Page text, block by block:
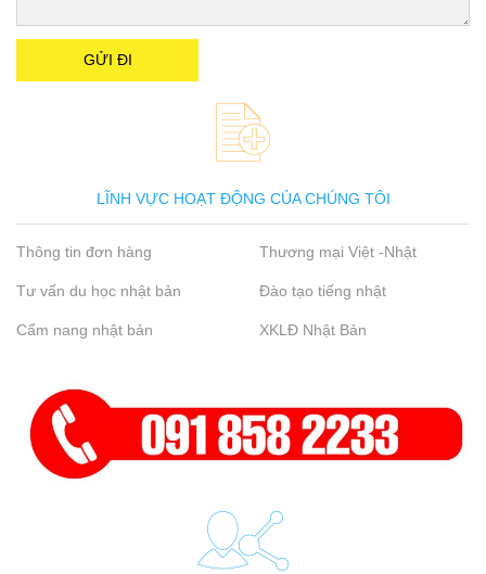
LĨNH VỰC HOẠT ĐỘNG CỦA CHÚNG TÔI
Thông tin đơn hàng Thương mại Việt -Nhật
Tư vấn du học nhật bản Đào tạo tiếng nhật
Cẩm nang nhật bản XKLĐ Nhật Bản